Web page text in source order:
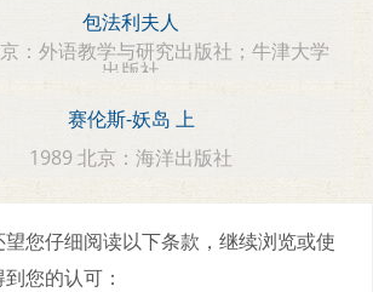
包法利夫人
：外语教学与研究出版社；牛津大学
出版社
赛伦斯-妖岛 上
1989 北京：海洋出版社
望您仔细阅读以下条款，继续浏览或使
您的认可：